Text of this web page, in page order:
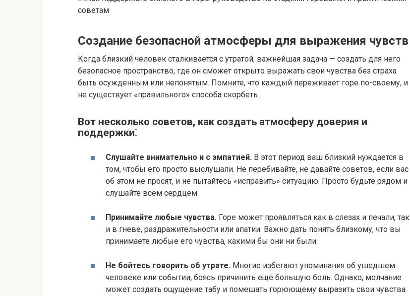
Создание безопасной атмосферы для выражения чувств
Когда близкий человек сталкивается с утратой, важнейшая задача — создать для него
безопасное пространство, где он сможет открыто выражать свои чувства без страха
быть осужденным или непонятым.​ Помните, что каждый переживает горе по-своему, и
не существует «правильного» способа скорбеть.​
Вот несколько советов, как создать атмосферу доверия и
поддержки⁚
Слушайте внимательно и с эмпатией. В этот период ваш близкий нуждается в
том, чтобы его просто выслушали.​ Не перебивайте, не давайте советов, если вас
об этом не просят, и не пытайтесь «исправить» ситуацию.​ Просто будьте рядом и
слушайте всем сердцем.​
Принимайте любые чувства.​ Горе может проявляться как в слезах и печали, так
и в гневе, раздражительности или апатии.​ Важно дать понять близкому, что вы
принимаете любые его чувства, какими бы они ни были.​
Не бойтесь говорить об утрате. Многие избегают упоминания об ушедшем
человеке или событии, боясь причинить ещё большую боль.​ Однако, молчание
может создать ощущение табу и помешать горюющему выразить свои чувства.​